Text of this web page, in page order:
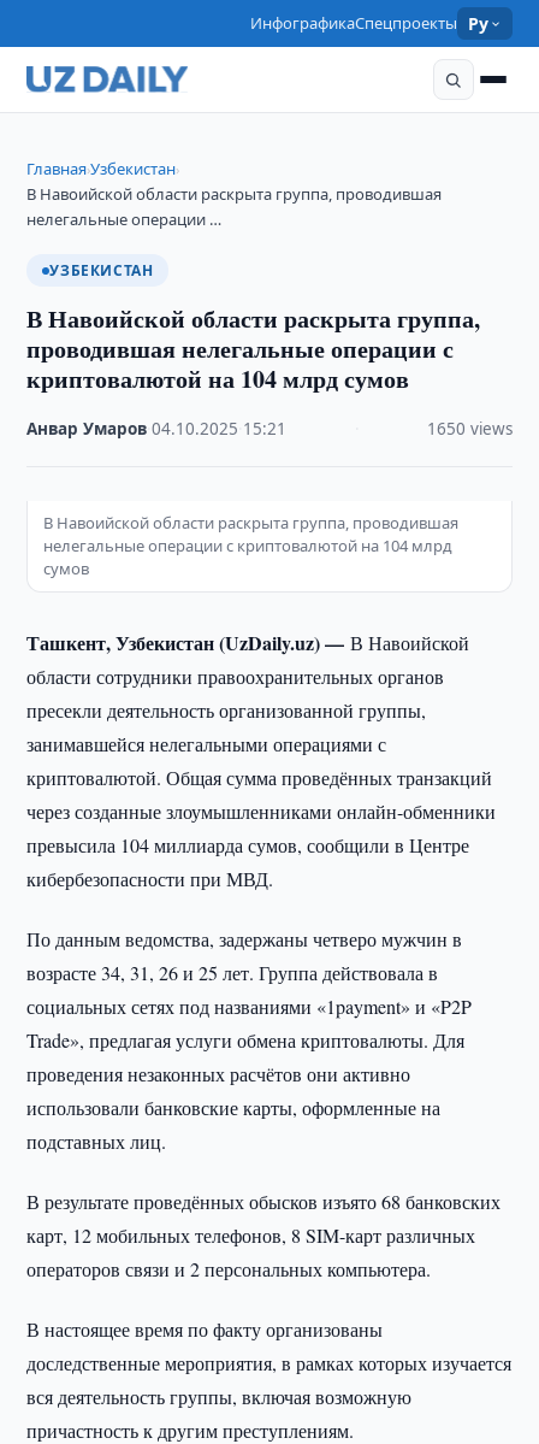
ИнфографикаСпецпроекты Ру
Главная›Узбекистан›
В Навоийской области раскрыта группа, проводившая
нелегальные операции …
УЗБЕКИСТАН
В Навоийской области раскрыта группа,
проводившая нелегальные операции с
криптовалютой на 104 млрд сумов
Анвар Умаров ·04.10.2025 15:21 1650 views
В Навоийской области раскрыта группа, проводившая
нелегальные операции с криптовалютой на 104 млрд
сумов
Ташкент, Узбекистан (UzDaily.uz) —В Навоийской
области сотрудники правоохранительных органов
пресекли деятельность организованной группы,
занимавшейся нелегальными операциями с
криптовалютой. Общая сумма проведённых транзакций
через созданные злоумышленниками онлайн-обменники
превысила 104 миллиарда сумов, сообщили в Центре
кибербезопасности при МВД.
По данным ведомства, задержаны четверо мужчин в
возрасте 34, 31, 26 и 25 лет. Группа действовала в
социальных сетях под названиями «1payment» и «P2P
Trade», предлагая услуги обмена криптовалюты. Для
проведения незаконных расчётов они активно
использовали банковские карты, оформленные на
подставных лиц.
В результате проведённых обысков изъято 68 банковских
карт, 12 мобильных телефонов, 8 SIM-карт различных
операторов связи и 2 персональных компьютера.
В настоящее время по факту организованы
доследственные мероприятия, в рамках которых изучается
вся деятельность группы, включая возможную
причастность к другим преступлениям.